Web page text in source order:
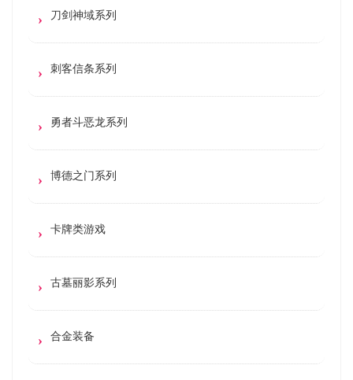
刀剑神域系列
刺客信条系列
勇者斗恶龙系列
博德之门系列
卡牌类游戏
古墓丽影系列
合金装备